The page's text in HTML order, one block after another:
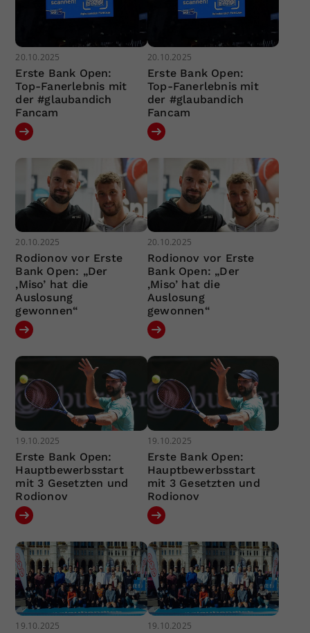
20.10.2025
Erste Bank Open:
Top-Fanerlebnis mit
der #glaubandich
Fancam
20.10.2025
Erste Bank Open:
Top-Fanerlebnis mit
der #glaubandich
Fancam
20.10.2025
Rodionov vor Erste
Bank Open: „Der
‚Miso’ hat die
Auslosung
gewonnen“
20.10.2025
Rodionov vor Erste
Bank Open: „Der
‚Miso’ hat die
Auslosung
gewonnen“
19.10.2025
Erste Bank Open:
Hauptbewerbsstart
mit 3 Gesetzten und
Rodionov
19.10.2025
Erste Bank Open:
Hauptbewerbsstart
mit 3 Gesetzten und
Rodionov
19.10.2025 19.10.2025